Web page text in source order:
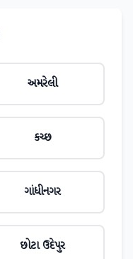
અમરેલી
કચ્છ
ગાંધીનગર
છોટા ઉદેપુર